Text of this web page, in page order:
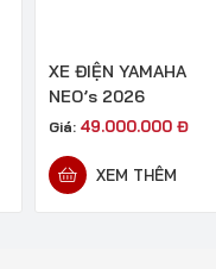
XE ĐIỆN YAMAHA
NEO’s 2026
Giá: 49.000.000 Đ
XEM THÊM